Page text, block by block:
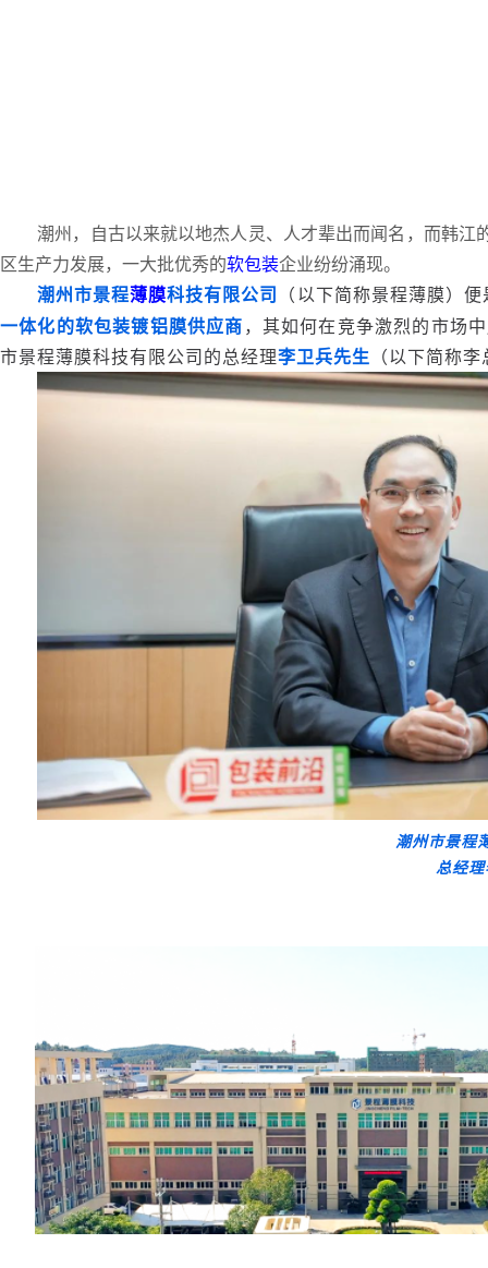
潮州，自古以来就以地杰人灵、人才辈出而闻名，而韩
区生产力发展，一大批优秀的软包装企业纷纷涌现。
潮州市景程薄膜科技有限公司 （以下简称景程薄膜）
一体化的软包装镀铝膜供应商，其如何在竞争激烈的市场
市景程薄膜科技有限公司的总经理李卫兵先生 （以下简称
潮州市景程
总经